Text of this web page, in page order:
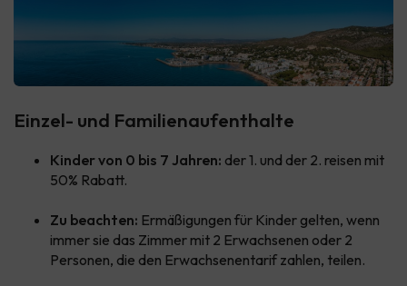
Einzel- und Familienaufenthalte
Kinder von 0 bis 7 Jahren: der 1. und der 2. reisen mit
50% Rabatt.
Zu beachten: Ermäßigungen für Kinder gelten, wenn
immer sie das Zimmer mit 2 Erwachsenen oder 2
Personen, die den Erwachsenentarif zahlen, teilen.